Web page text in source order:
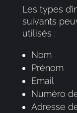
Les types
suivants
utilisés :
Nom
Prénom
Email
Numéro
Adresse